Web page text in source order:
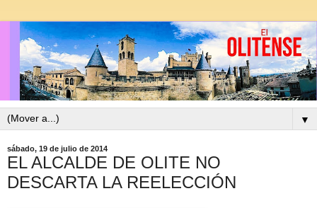
▼
sábado, 19 de julio de 2014
EL ALCALDE DE OLITE NO
DESCARTA LA REELECCIÓN